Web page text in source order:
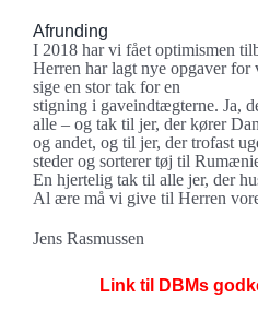
Afrunding
I 2018 har vi fået optimismen
Herren har lagt nye opgaver for
sige en stor tak for en
stigning i gaveindtægterne. Ja,
alle – og tak til jer, der kører
og andet, og til jer, der trofast
steder og sorterer tøj til
En hjertelig tak til alle jer, der
Al ære må vi give til Herren
Jens Rasmussen
Link til DBMs